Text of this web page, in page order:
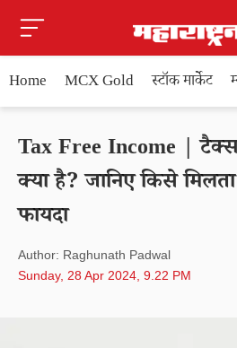
Home MCX Gold स्टॉक मार्केट
Tax Free Income |
क्या है? जानिए किसे
फायदा
Author: Raghunath Padwal
Sunday, 28 Apr 2024, 9.22 PM